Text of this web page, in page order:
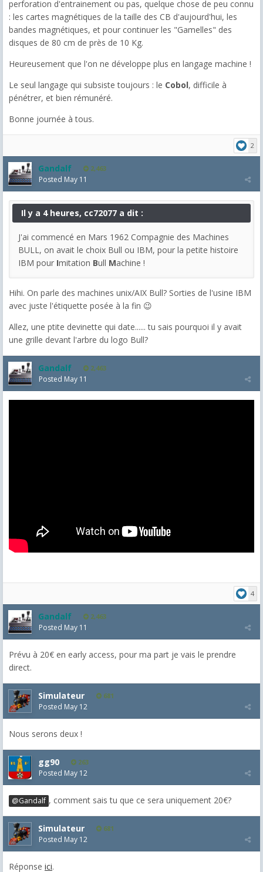
perforation d'entrainement ou pas, quelque chose de peu connu
: les cartes magnétiques de la taille des CB d'aujourd'hui, les
bandes magnétiques, et pour continuer les "Gamelles" des
disques de 80 cm de près de 10 Kg.
Heureusement que l'on ne développe plus en langage machine !
Le seul langage qui subsiste toujours : le Cobol, difficile à
pénétrer, et bien rémunéré.
Bonne journée à tous.
2
Gandalf 2,463
Posted May 11
Il y a 4 heures, cc72077 a dit :
J'ai commencé en Mars 1962 Compagnie des Machines
BULL, on avait le choix Bull ou IBM, pour la petite histoire
IBM pour Imitation Bull Machine !
Hihi. On parle des machines unix/AIX Bull? Sorties de l'usine IBM
avec juste l'étiquette posée à la fin 😉
Allez, une ptite devinette qui date...... tu sais pourquoi il y avait
une grille devant l'arbre du logo Bull?
Gandalf 2,463
Posted May 11
4
Gandalf 2,463
Posted May 11
Prévu à 20€ en early access, pour ma part je vais le prendre
direct.
Simulateur 681
Posted May 12
Nous serons deux !
gg90 263
Posted May 12
@Gandalf , comment sais tu que ce sera uniquement 20€?
Simulateur 681
Posted May 12
Réponse ici.